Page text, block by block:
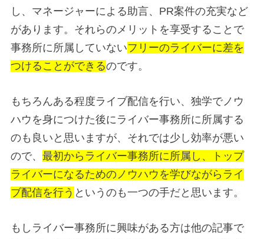
し、マネージャーによる助言、PR案件の充実など
があります。それらのメリットを享受することで
事務所に所属していないフリーのライバーに差を
つけることができるのです。
もちろんある程度ライブ配信を行い、独学でノウ
ハウを身につけた後にライバー事務所に所属する
のも良いと思いますが、それでは少し効率が悪い
ので、 最初からライバー事務所に所属し、トップ
ライバーになるためのノウハウを学びながらライ
ブ配信を行う というのも一つの手だと思います。
もしライバー事務所に興味がある方は他の記事で